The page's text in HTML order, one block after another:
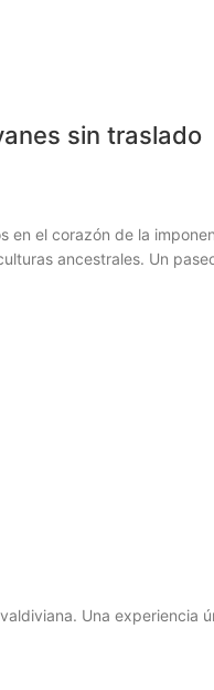
sin traslado
en el corazón de la
ancestrales. Un
Una experiencia